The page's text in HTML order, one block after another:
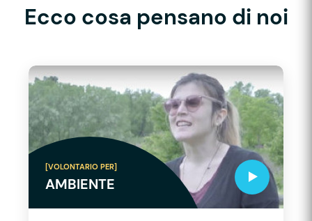
Ecco cosa pensano di noi
[VOLONTARIO PER]
AMBIENTE